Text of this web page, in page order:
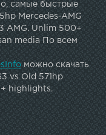
самые быстрые
Mercedes-AMG
AMG. Unlim 500+
media По всем
site: Subscribe:
Panamera Turbo DT
король SUV? DT
Mercedes-Benz S63
можно скачать
vs Old 571hp
highlights.